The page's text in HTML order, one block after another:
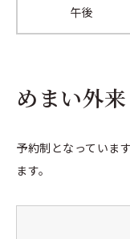
午後
めまい外来
予約制となっていま
ます。